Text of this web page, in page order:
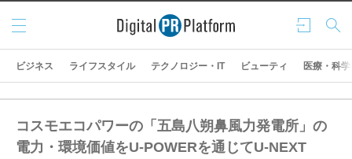
ログ
イン
検索
メニ
ュー
ビジネス ライフスタイル テクノロジー・IT ビューティ 医療・科学
コスモエコパワーの「五島八朔鼻風力発電所」の
電力・環境価値をU-POWERを通じてU-NEXT